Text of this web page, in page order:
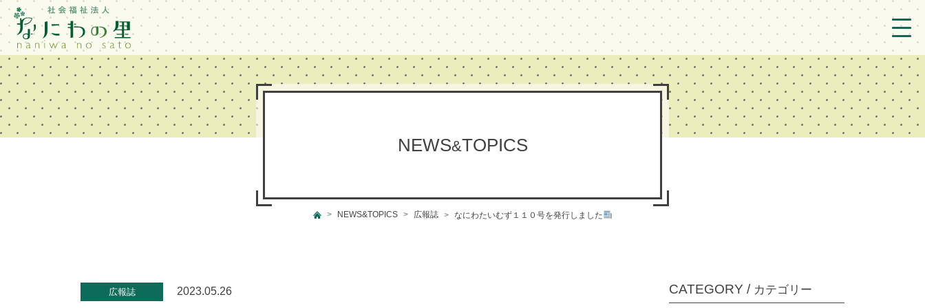
トップ
法人概要/アクセス
ブログ
NEWS&TOPICS
NEWS&TOPICS 広報誌 なにわたいむず１１０号を発行しました
広報誌 2023.05.26 CATEGORY / カテゴリー